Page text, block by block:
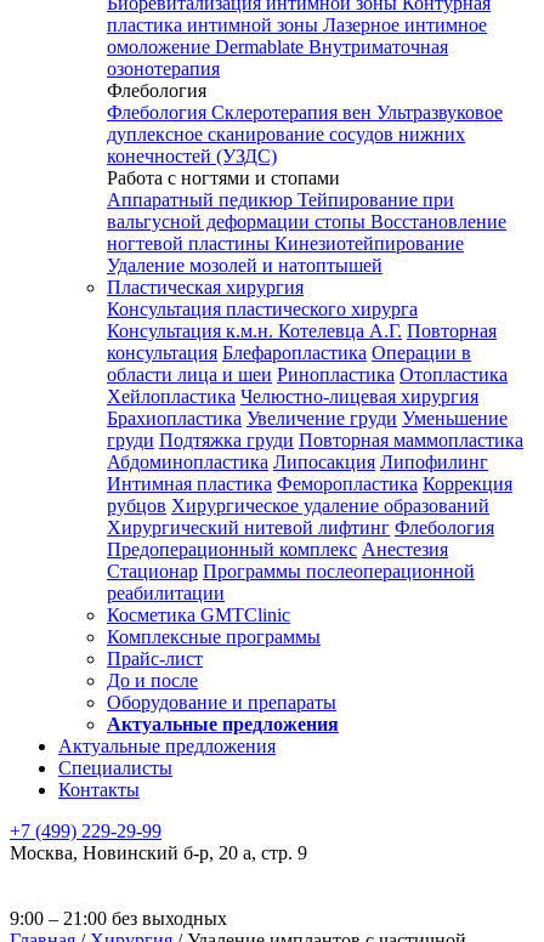
пластика интимной зоны Лазерное интимное
омоложение Dermablate Внутриматочная
озонотерапия
Флебология
Флебология Склеротерапия вен Ультразвуковое
дуплексное сканирование сосудов нижних
конечностей (УЗДС)
Работа с ногтями и стопами
Аппаратный педикюр Тейпирование при
вальгусной деформации стопы Восстановление
ногтевой пластины Кинезиотейпирование
Удаление мозолей и натоптышей
Пластическая хирургия
Консультация пластического хирурга
Консультация к.м.н. Котелевца А.Г. Повторная
консультация Блефаропластика Операции в
области лица и шеи Ринопластика Отопластика
Хейлопластика Челюстно-лицевая хирургия
Брахиопластика Увеличение груди Уменьшение
груди Подтяжка груди Повторная маммопластика
Абдоминопластика Липосакция Липофилинг
Интимная пластика Феморопластика Коррекция
рубцов Хирургическое удаление образований
Хирургический нитевой лифтинг Флебология
Предоперационный комплекс Анестезия
Стационар Программы послеоперационной
реабилитации
Косметика GMTClinic
Комплексные программы
Прайс-лист
До и после
Оборудование и препараты
Актуальные предложения
Актуальные предложения
Специалисты
Контакты
+7 (499) 229-29-99
Москва, Новинский б-р, 20 а, стр. 9
9:00 – 21:00 без выходных